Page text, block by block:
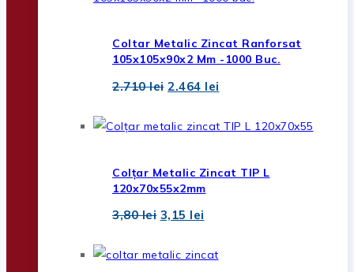
Coltar Metalic Zincat Ranforsat
105x105x90x2 Mm -1000 Buc.
2.710lei Prețul
inițial
fost:
2.464 lei
curent
2.464 lei.
Colțar Metalic Zincat TIP L
120x70x55x2mm
3,80lei Prețul
inițial
fost:
3,15 lei
curent
3,15 lei.